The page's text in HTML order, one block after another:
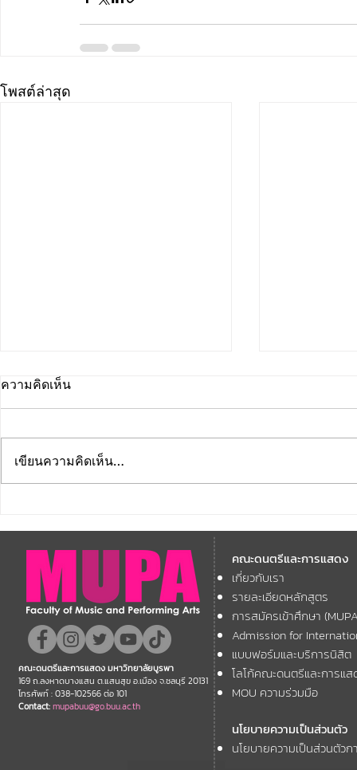
โพสต์ล่าสุด
มหาวิทยาลัยบูรพา ขอแสดง
ความยินดี กับคณาจารย์ของ
คณะฯ ที่ได้รับการตอบรับให้นำ
เสนอผลงานวิชาการ ในงาน
ประชุมวิชาการระดับชาติและ
นานาชาติ "ศิลปกรรมวิจัย"
ประจำปี 2569 (FAR 12)
มหาวิทยาลั
โครงการ
11th
Forum
ความคิดเห็น
เขียนความคิดเห็น…
คณะดนตรีและการแสดง
เกี่ยวกับเรา
รายละเอียดหลักสูตร
การสมัครเข้าศึกษา
Admission for
แบบฟอร์มและบริการนิสิต
โลโก้คณะดนตรีและการแส
MOU ความร่วมมือ
นโยบายความเป็นส่วนตัว
นโยบายความเป็นส่วนตัว
คณะดนตรีและการแสดง มหาวิทยาลัยบูรพา
169 ถ.ลงหาดบางแสน ต.แสนสุข อ.เมือง จ.ชลบุรี 20131
โทรศัพท์ : 038-102566 ต่อ 101
Contact:mupabuu@go.buu.ac.th